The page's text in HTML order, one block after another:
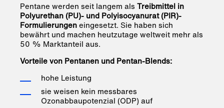
Pentane werden seit langem als Treibmittel in
Polyurethan (PU)- und Polyisocyanurat (PIR)-
Formulierungeneingesetzt. Sie haben sich
bewährt und machen heutzutage weltweit mehr als
50 % Marktanteil aus.
Vorteile von Pentanen und Pentan-Blends:
hohe Leistung
sie weisen kein messbares
Ozonabbaupotenzial (ODP) auf